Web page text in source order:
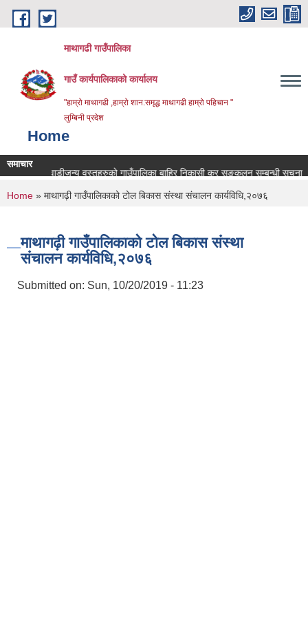
Skip to main content
माथागढी गाउँपालिका
गाउँ कार्यपालिकाको कार्यालय
"हाम्रो माथागढी ,हाम्रो शान:समृद्ध माथागढी हाम्रो पहिचान "
लुम्बिनी प्रदेश
Home
समाचार
कवाडीजन्य वस्तुहरुको गाउँपालिका बाहिर निकासी कर सङ्कलन सम्बन्धी सूचना
You are here
Home » माथागढ़ी गाउँपालिकाको टोल बिकास संस्था संचालन कार्यविधि,२०७६
माथागढ़ी गाउँपालिकाको टोल बिकास संस्था
संचालन कार्यविधि,२०७६
Submitted on: Sun, 10/20/2019 - 11:23